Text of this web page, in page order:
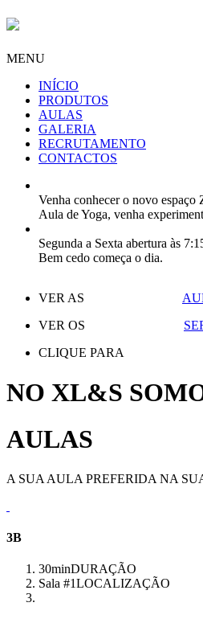
MENU
INÍCIO
PRODUTOS
AULAS
GALERIA
RECRUTAMENTO
CONTACTOS
Venha conhecer o novo
Aula de Yoga, venha
Segunda a Sexta abertura às
Bem cedo começa o dia.
VER AS
VER OS
CLIQUE PARA
NO XL&S
AULAS
A SUA AULA PREFERIDA NA
3B
30minDURAÇÃO
Sala #1LOCALIZAÇÃO